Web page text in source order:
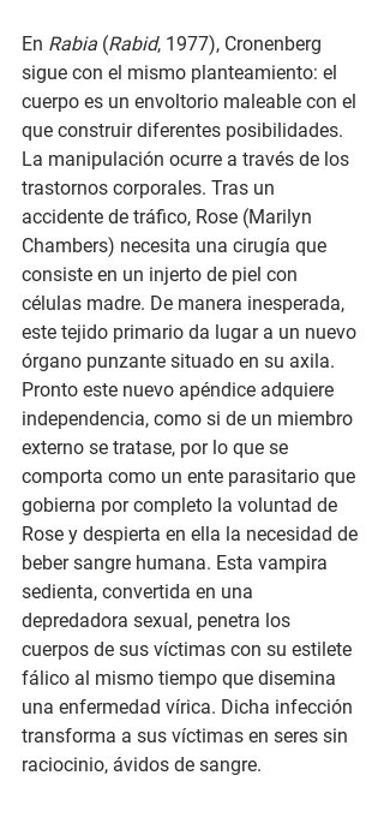
En Rabia (Rabid, 1977), Cronenberg
sigue con el mismo planteamiento: el
cuerpo es un envoltorio maleable con el
que construir diferentes posibilidades.
La manipulación ocurre a través de los
trastornos corporales. Tras un
accidente de tráfico, Rose (Marilyn
Chambers) necesita una cirugía que
consiste en un injerto de piel con
células madre. De manera inesperada,
este tejido primario da lugar a un nuevo
órgano punzante situado en su axila.
Pronto este nuevo apéndice adquiere
independencia, como si de un miembro
externo se tratase, por lo que se
comporta como un ente parasitario que
gobierna por completo la voluntad de
Rose y despierta en ella la necesidad de
beber sangre humana. Esta vampira
sedienta, convertida en una
depredadora sexual, penetra los
cuerpos de sus víctimas con su estilete
fálico al mismo tiempo que disemina
una enfermedad vírica. Dicha infección
transforma a sus víctimas en seres sin
raciocinio, ávidos de sangre.